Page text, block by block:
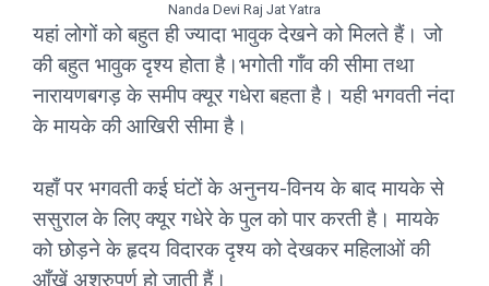
Nanda Devi Raj Jat Yatra
यहां लोगों को बहुत ही ज्यादा भावुक देखने को मिलते हैं। जो
की बहुत भावुक दृश्य होता है।भगोती गाँव की सीमा तथा
नारायणबगड़ के समीप क्यूर गधेरा बहता है। यही भगवती नंदा
के मायके की आखिरी सीमा है।
यहाँ पर भगवती कई घंटों के अनुनय-विनय के बाद मायके से
ससुराल के लिए क्यूर गधेरे के पुल को पार करती है। मायके
को छोड़ने के हृदय विदारक दृश्य को देखकर महिलाओं की
आँखें अश्रुपूर्ण हो जाती हैं।